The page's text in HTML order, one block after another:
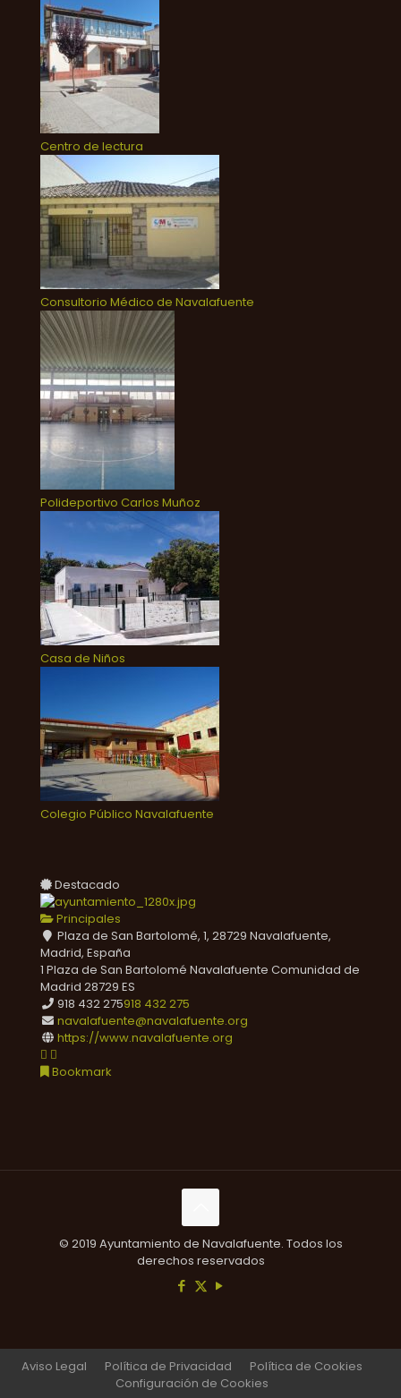
Centro de lectura
Consultorio Médico de Navalafuente
Polideportivo Carlos Muñoz
Casa de Niños
Colegio Público Navalafuente
Destacado
Principales
Plaza de San Bartolomé, 1, 28729 Navalafuente,
Madrid, España
1 Plaza de San Bartolomé Navalafuente Comunidad de
Madrid 28729 ES
918 432 275918 432 275
navalafuente@navalafuente.org
https://www.navalafuente.org
Bookmark
© 2019 Ayuntamiento de Navalafuente. Todos los
derechos reservados
Aviso Legal Política de Privacidad
Política de Cookies
Configuración de Cookies